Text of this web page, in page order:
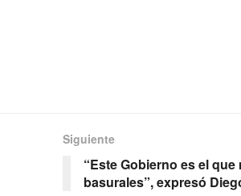
Siguiente
“Este Gobierno es el
basurales”, expresó